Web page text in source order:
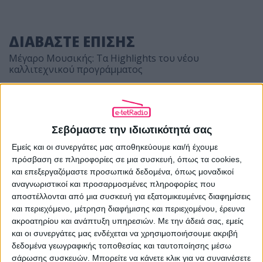
Σεβόμαστε την ιδιωτικότητά σας
Εμείς και οι συνεργάτες μας αποθηκεύουμε και/ή έχουμε
πρόσβαση σε πληροφορίες σε μια συσκευή, όπως τα cookies,
και επεξεργαζόμαστε προσωπικά δεδομένα, όπως μοναδικοί
αναγνωριστικοί και προσαρμοσμένες πληροφορίες που
αποστέλλονται από μια συσκευή για εξατομικευμένες διαφημίσεις
και περιεχόμενο, μέτρηση διαφήμισης και περιεχομένου, έρευνα
ακροατηρίου και ανάπτυξη υπηρεσιών. Με την άδειά σας, εμείς
και οι συνεργάτες μας ενδέχεται να χρησιμοποιήσουμε ακριβή
δεδομένα γεωγραφικής τοποθεσίας και ταυτοποίησης μέσω
σάρωσης συσκευών. Μπορείτε να κάνετε κλικ για να συναινέσετε
ΔΙΑΒΑΣΤΕ ΕΠΙΣΗΣ
Μέγαρο Μουσικής: Τα Highlights του νέου
καλλιτεχνικού προγράμματος
Φωτορεπορτάζ από το φινάλε του Release Athens
στην Πλατεία Νερού
«Brand New Music»
Ποια Ελληνίδα τραγουδίστρια θα έβγαζε τέτοιο
βίντεο, όπως αυτό της Kacey Musgraves;
Οι Σκιαδαρέσες στην Τεχνόπολη Δήμου Αθηναίων